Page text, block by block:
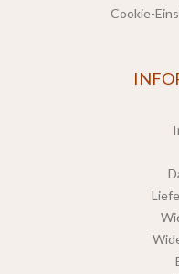
Cookie-